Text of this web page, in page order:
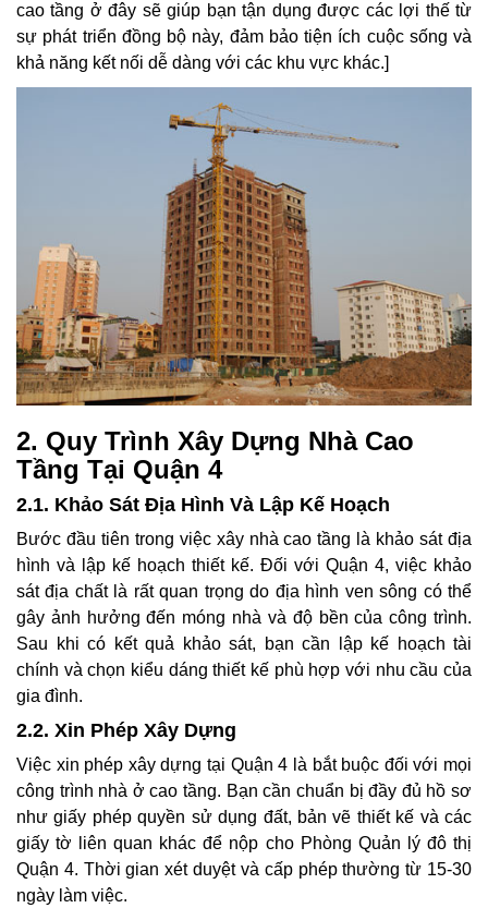
cao tầng ở đây sẽ giúp bạn tận dụng được các lợi thế từ
sự phát triển đồng bộ này, đảm bảo tiện ích cuộc sống và
khả năng kết nối dễ dàng với các khu vực khác.]
2. Quy Trình Xây Dựng Nhà Cao
Tầng Tại Quận 4
2.1. Khảo Sát Địa Hình Và Lập Kế Hoạch
Bước đầu tiên trong việc xây nhà cao tầng là khảo sát địa
hình và lập kế hoạch thiết kế. Đối với Quận 4, việc khảo
sát địa chất là rất quan trọng do địa hình ven sông có thể
gây ảnh hưởng đến móng nhà và độ bền của công trình.
Sau khi có kết quả khảo sát, bạn cần lập kế hoạch tài
chính và chọn kiểu dáng thiết kế phù hợp với nhu cầu của
gia đình.
2.2. Xin Phép Xây Dựng
Việc xin phép xây dựng tại Quận 4 là bắt buộc đối với mọi
công trình nhà ở cao tầng. Bạn cần chuẩn bị đầy đủ hồ sơ
như giấy phép quyền sử dụng đất, bản vẽ thiết kế và các
giấy tờ liên quan khác để nộp cho Phòng Quản lý đô thị
Quận 4. Thời gian xét duyệt và cấp phép thường từ 15-30
ngày làm việc.